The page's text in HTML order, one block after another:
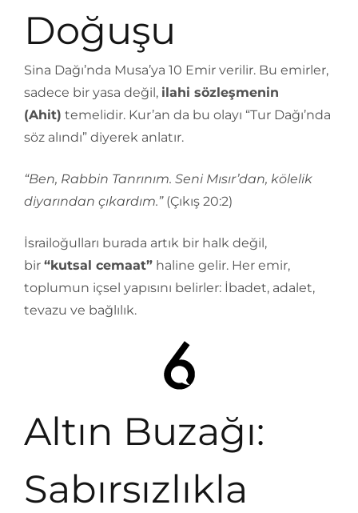
Doğuşu
Sina Dağı’nda Musa’ya 10 Emir verilir. Bu emirler,
sadece bir yasa değil, ilahi sözleşmenin
(Ahit) temelidir. Kur’an da bu olayı “Tur Dağı’nda
söz alındı” diyerek anlatır.
“Ben, Rabbin Tanrınım. Seni Mısır’dan, kölelik
diyarından çıkardım.”(Çıkış 20:2)
İsrailoğulları burada artık bir halk değil,
bir “kutsal cemaat” haline gelir. Her emir,
toplumun içsel yapısını belirler: İbadet, adalet,
tevazu ve bağlılık.
Altın Buzağı:
Sabırsızlıkla